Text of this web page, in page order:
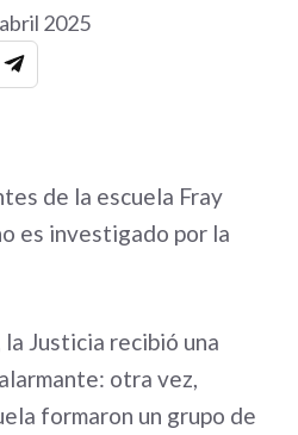
2025
de la escuela Fray
es investigado por la
la Justicia recibió una
otra vez,
formaron un grupo de